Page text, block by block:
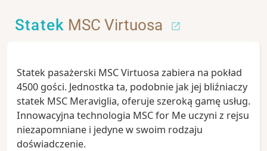
Statek MSC Virtuosa
Statek pasażerski MSC Virtuosa zabiera na pokład
4500 gości. Jednostka ta, podobnie jak jej bliźniaczy
statek MSC Meraviglia, oferuje szeroką gamę usług.
Innowacyjna technologia MSC for Me uczyni z rejsu
niezapomniane i jedyne w swoim rodzaju
doświadczenie.